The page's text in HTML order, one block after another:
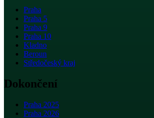
Praha
Praha 5
Praha 9
Praha 10
Kladno
Beroun
Středočeský kraj
Dokončení
Praha 2025
Praha 2026